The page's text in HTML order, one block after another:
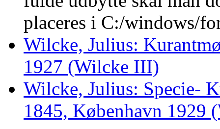
placeres i C:/windows/
Wilcke, Julius:
1927 (Wilcke III)
Wilcke, Julius: Specie-
1845, København 1929